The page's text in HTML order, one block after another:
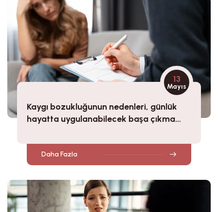
13
Mayıs
Kaygı bozukluğunun nedenleri, günlük
hayatta uygulanabilecek başa çıkma
Daha Fazla